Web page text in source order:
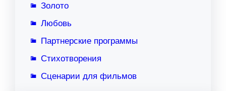
Золото
Любовь
Партнерские программы
Стихотворения
Сценарии для фильмов